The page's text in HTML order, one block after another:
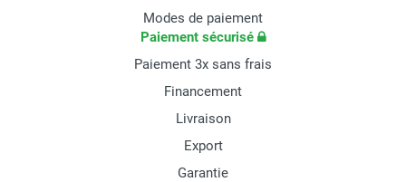
Modes de paiement
Paiement sécurisé
Paiement 3x sans frais
Financement
Livraison
Export
Garantie